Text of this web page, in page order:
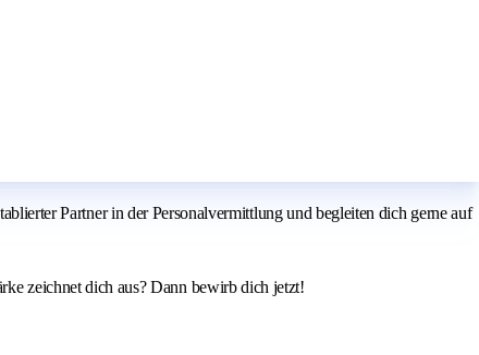
Partner in der Personalvermittlung und begleiten dich gerne auf
zeichnet dich aus? Dann bewirb dich jetzt!